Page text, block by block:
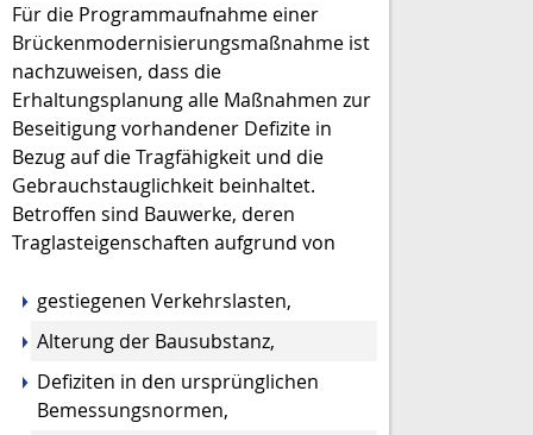
Für die Programmaufnahme einer
Brückenmodernisierungsmaßnahme ist
nachzuweisen, dass die
Erhaltungsplanung alle Maßnahmen zur
Beseitigung vorhandener Defizite in
Bezug auf die Tragfähigkeit und die
Gebrauchstauglichkeit beinhaltet.
Betroffen sind Bauwerke, deren
Traglasteigenschaften aufgrund von
gestiegenen Verkehrslasten,
Alterung der Bausubstanz,
Defiziten in den ursprünglichen
Bemessungsnormen,